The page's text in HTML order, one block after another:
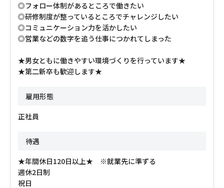
◎フォロー体制があるところで働きたい
◎研修制度が整っているところでチャレンジしたい
◎コミュニケーション力を活かしたい
◎営業などの数字を追う仕事につかれてしまった
★男女ともに働きやすい環境づくりを行っています★
★第二新卒も歓迎します★
雇用形態
正社員
待遇
★年間休日120日以上★ ※就業先に準ずる
週休2日制
祝日